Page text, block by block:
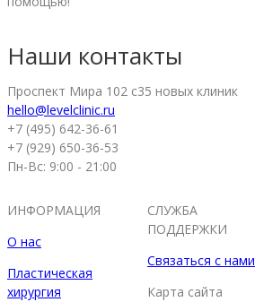
Наши контакты
Проспект Мира 102 с35 новых клиник
hello@levelclinic.ru
+7 (495) 642-36-61
+7 (929) 650-36-53
Пн-Вс: 9:00 - 21:00
ИНФОРМАЦИЯ
О нас
Пластическая
хирургия
СЛУЖБА
ПОДДЕРЖКИ
Связаться с нами
Карта сайта